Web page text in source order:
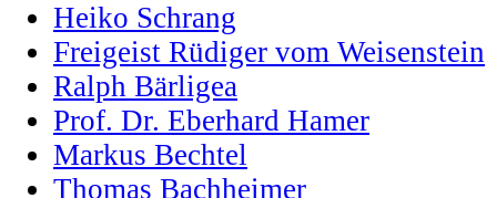
Heiko Schrang
Freigeist Rüdiger vom Weisenstein
Ralph Bärligea
Prof. Dr. Eberhard Hamer
Markus Bechtel
Thomas Bachheimer